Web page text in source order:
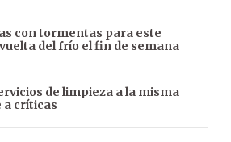
con tormentas para este
del frío el fin de semana
de limpieza a la misma
a críticas